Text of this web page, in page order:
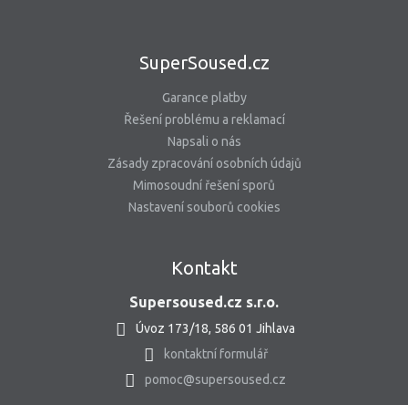
SuperSoused.cz
Garance platby
Řešení problému a reklamací
Napsali o nás
Zásady zpracování osobních údajů
Mimosoudní řešení sporů
Nastavení souborů cookies
Kontakt
Supersoused.cz s.r.o.
Úvoz 173/18, 586 01 Jihlava
kontaktní formulář
pomoc@supersoused.cz